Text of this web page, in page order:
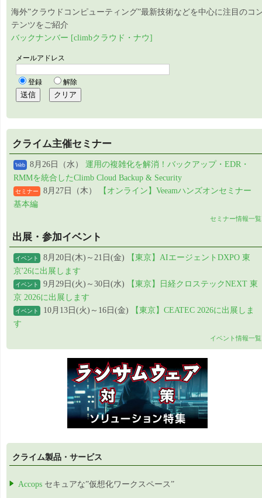
海外”クラウドコンピューティング”最新技術などを中心に注目のコ
テンツをご紹介
バックナンバー [climbクラウド・ナウ]
クライム主催セミナー
Web 8月26日（水） 運用の複雑化を解消！バックアップ・EDR・
RMMを統合したClimb Cloud Backup & Security
セミナー 8月27日（木）
【オンライン】Veeamハンズオンセミナー
基本編
セミナー情報一覧
出展・参加イベント
イベント 8月20日(木)～21日(金)
【東京】AIエージェントDXPO 東
京'26に出展します
イベント 9月29日(火)～30日(水)
【東京】日経クロステックNEXT 東
京 2026に出展します
イベント 10月13日(火)～16日(金)
【東京】CEATEC 2026に出展しま
す
イベント情報一覧
クライム製品・サービス
Accops セキュアな”仮想化ワークスペース”